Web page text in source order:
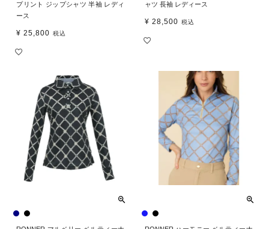
プリント ジップシャツ 半袖 レディ
ース
¥ 25,800 税込
ャツ 長袖 レディース
¥ 28,500 税込